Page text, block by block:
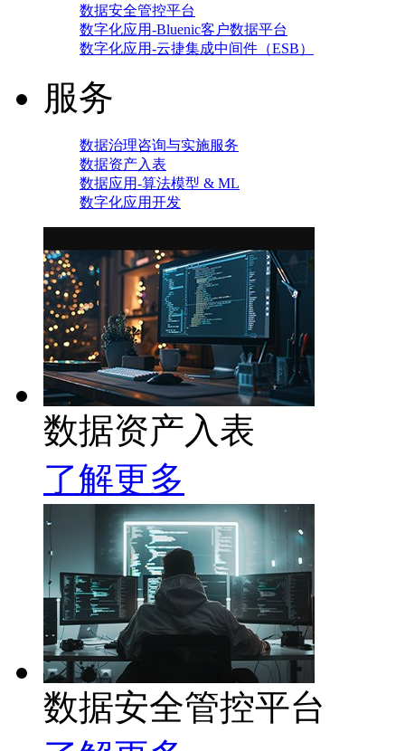
数据安全管控平台
数字化应用-Bluenic客户数据平台
数字化应用-云捷集成中间件（ESB）
服务
数据治理咨询与实施服务
数据资产入表
数据应用-算法模型 & ML
数字化应用开发
数据资产入表
了解更多
数据安全管控平台